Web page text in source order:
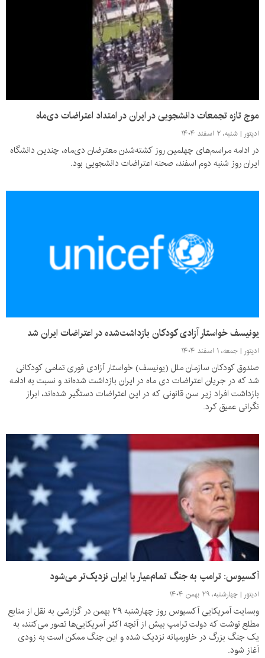
موج تازه تجمعات دانشجویی در ایران در امتداد اعتراضات دی‌ماه‎
ادیتور شنبه، ۲ اسفند ۱۴۰۴
در ادامه مراسم‌های چهلمین روز کشته‌شدن معترضان دی‌ماه، چندین دانشگاه
ایران روز شنبه دوم اسفند، صحنه اعتراضات دانشجویی بود.
یونیسف خواستار آزادی کودکان بازداشت‌شده در اعتراضات ایران شد
ادیتور جمعه، ۱ اسفند ۱۴۰۴
صندوق کودکان سازمان ملل (یونیسف) خواستار آزادی فوری تمامی کودکانی
شد که در جریان اعتراضات دی ماه در ایران بازداشت شده‌اند و نسبت به ادامه‌
بازداشت افراد زیر سن قانونی که در این اعتراضات دستگیر شده‌اند، ابراز
نگرانی عمیق کرد.
آکسیوس: ترامپ به جنگ تمام‌عیار با ایران نزدیک‌تر می‌شود
ادیتور چهارشنبه، ۲۹ بهمن ۱۴۰۴
وبسایت آمریکایی آکسیوس روز چهارشنبه ۲۹ بهمن در گزارشی به نقل از منابع
مطلع نوشت که دولت ترامپ بیش از آنچه اکثر آمریکایی‌ها تصور می‌کنند، به
یک جنگ بزرگ در خاورمیانه نزدیک شده و این جنگ ممکن است به زودی
آغاز شود.